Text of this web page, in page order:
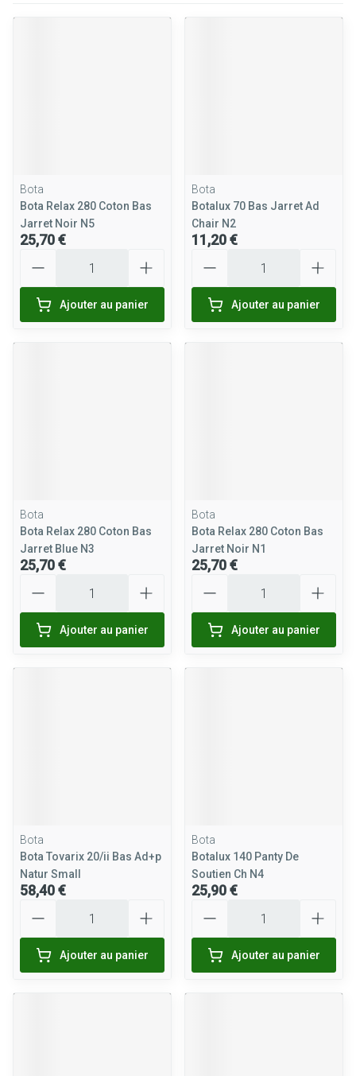
Bota
Bota Relax 280 Coton Bas
Jarret Noir N5
25,70 €
Ajouter au panier
Bota
Botalux 70 Bas Jarret Ad
Chair N2
11,20 €
Ajouter au panier
Bota
Bota Relax 280 Coton Bas
Jarret Blue N3
25,70 €
Ajouter au panier
Bota
Bota Relax 280 Coton Bas
Jarret Noir N1
25,70 €
Ajouter au panier
Bota
Bota Tovarix 20/ii Bas Ad+p
Natur Small
58,40 €
Ajouter au panier
Bota
Botalux 140 Panty De
Soutien Ch N4
25,90 €
Ajouter au panier